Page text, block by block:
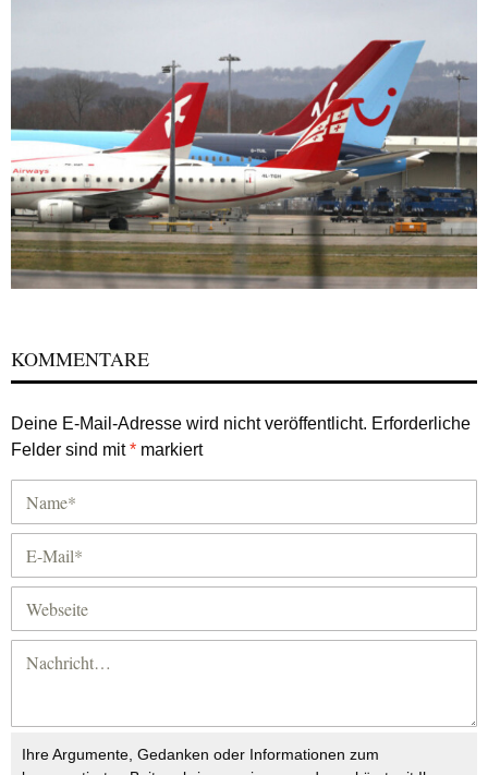
KOMMENTARE
Deine E-Mail-Adresse wird nicht veröffentlicht. Erforderliche
Felder sind mit* markiert
Ihre Argumente, Gedanken oder Informationen zum